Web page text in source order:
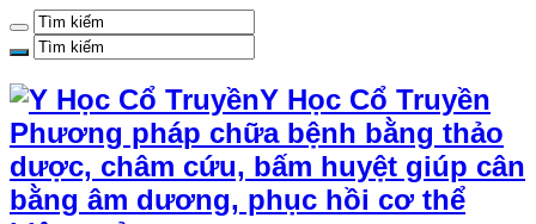
Y Học Cổ Truyền
Phương pháp chữa bệnh bằng thảo
dược, châm cứu, bấm huyệt giúp cân
bằng âm dương, phục hồi cơ thể